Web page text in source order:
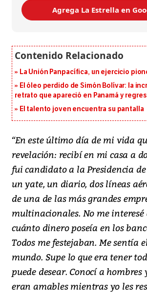
Agrega La Estrella en
La Unión Panpacífica, un ejercicio
El óleo perdido de Simón Bolívar: la
retrato que apareció en Panamá y
El talento joven encuentra su pantalla​
“En este último día de mi vida
revelación: recibí en mi casa a
fui candidato a la Presidencia
un yate, un diario, dos líneas
de una de las más grandes
multinacionales. No me interesé
cuánto dinero poseía en los
Todos me festejaban. Me sentía
mundo. Supe lo que era tener
puede desear. Conocí a hombres
eran amables mientras yo les